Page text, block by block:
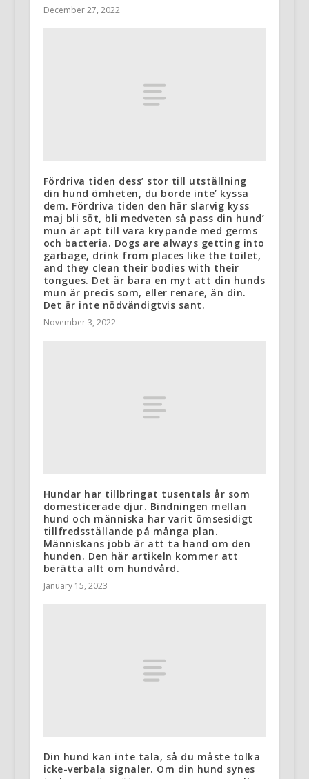
December 27, 2022
Fördriva tiden dess’ stor till utställning
din hund ömheten, du borde inte’ kyssa
dem. Fördriva tiden den här slarvig kyss
maj bli söt, bli medveten så pass din hund’
mun är apt till vara krypande med germs
och bacteria. Dogs are always getting into
garbage, drink from places like the toilet,
and they clean their bodies with their
tongues. Det är bara en myt att din hunds
mun är precis som, eller renare, än din.
Det är inte nödvändigtvis sant.
November 3, 2022
Hundar har tillbringat tusentals år som
domesticerade djur. Bindningen mellan
hund och människa har varit ömsesidigt
tillfredsställande på många plan.
Människans jobb är att ta hand om den
hunden. Den här artikeln kommer att
berätta allt om hundvård.
January 15, 2023
Din hund kan inte tala, så du måste tolka
icke-verbala signaler. Om din hund synes